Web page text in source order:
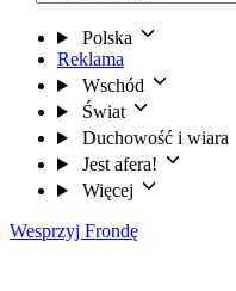
Polska
Reklama
Wschód
Świat
Duchowość i wiara
Jest afera!
Więcej
Wesprzyj Frondę